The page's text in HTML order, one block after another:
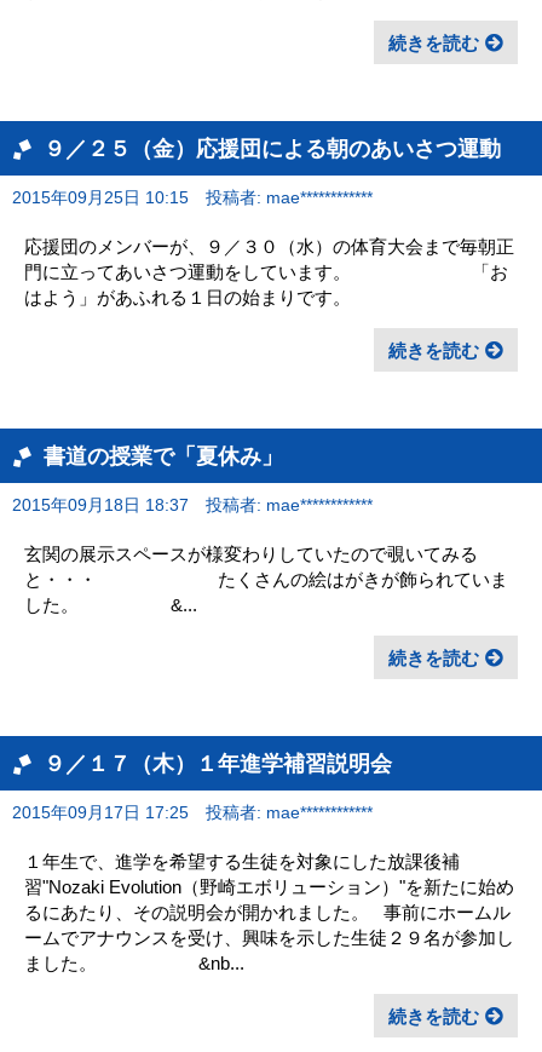
続きを読む
９／２５（金）応援団による朝のあいさつ運動
2015年09月25日 10:15 投稿者: mae************
応援団のメンバーが、９／３０（水）の体育大会まで毎朝正
門に立ってあいさつ運動をしています。 「お
はよう」があふれる１日の始まりです。
続きを読む
書道の授業で「夏休み」
2015年09月18日 18:37 投稿者: mae************
玄関の展示スペースが様変わりしていたので覗いてみる
と・・・ たくさんの絵はがきが飾られていま
した。 &...
続きを読む
９／１７（木）１年進学補習説明会
2015年09月17日 17:25 投稿者: mae************
１年生で、進学を希望する生徒を対象にした放課後補
習"Nozaki Evolution（野崎エボリューション）"を新たに始め
るにあたり、その説明会が開かれました。 事前にホームル
ームでアナウンスを受け、興味を示した生徒２９名が参加し
ました。 &nb...
続きを読む